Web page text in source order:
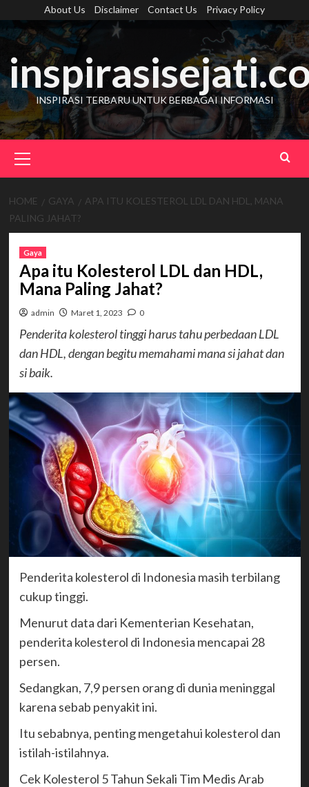
content
About Us Disclaimer Contact Us Privacy Policy
INSPIRASI TERBARU UNTUK BERBAGAI INFORMASI
Menu
HOME GAYA
APA ITU KOLESTEROL LDL DAN HDL, MANA
PALING JAHAT?
Gaya
Apa itu Kolesterol LDL dan HDL,
Mana Paling Jahat?
admin Maret 1, 2023 0
Penderita kolesterol tinggi harus tahu perbedaan LDL
dan HDL, dengan begitu memahami mana si jahat dan
si baik.
Penderita kolesterol di Indonesia masih terbilang
cukup tinggi.
Menurut data dari Kementerian Kesehatan,
penderita kolesterol di Indonesia mencapai 28
persen.
Sedangkan, 7,9 persen orang di dunia meninggal
karena sebab penyakit ini.
Itu sebabnya, penting mengetahui kolesterol dan
istilah-istilahnya.
Cek Kolesterol 5 Tahun Sekali Tim Medis Arab